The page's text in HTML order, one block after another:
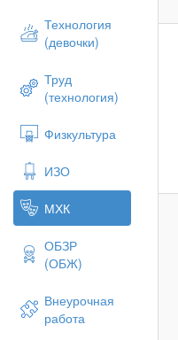
Технология
(девочки)
Труд
(технология)
Физкультура
ИЗО
МХК
ОБЗР
(ОБЖ)
Внеурочная
работа